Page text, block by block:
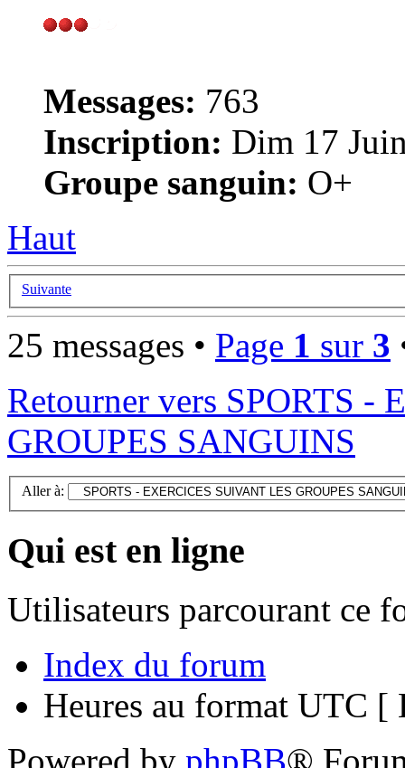
Messages: 763
Inscription: Dim 17
Groupe sanguin: O+
Haut
Suivante
25 messages • Page 1 sur 3
Retourner vers SPORTS -
GROUPES SANGUINS
Aller à:
Qui est en ligne
Utilisateurs parcourant ce
Index du forum
Heures au format UTC [
Powered by phpBB®